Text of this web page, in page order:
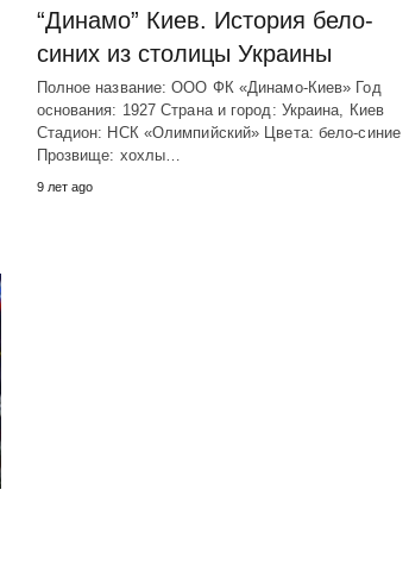
“Динамо” Киев. История бело-
синих из столицы Украины
Полное название: ООО ФК «Динамо-Киев» Год
основания: 1927 Страна и город: Украина, Киев
Стадион: НСК «Олимпийский» Цвета: бело-синие
Прозвище: хохлы…
9 лет ago